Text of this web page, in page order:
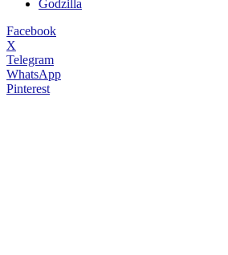
Godzilla
Facebook
X
Telegram
WhatsApp
Pinterest